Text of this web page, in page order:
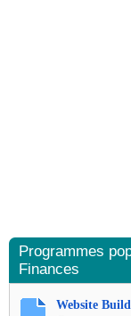
Programmes
Finances
Website